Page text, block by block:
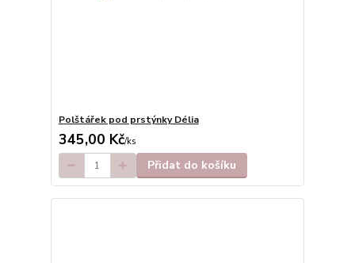
Polštářek pod prstýnky Délia
345,00 Kč/ks
Přidat do košíku